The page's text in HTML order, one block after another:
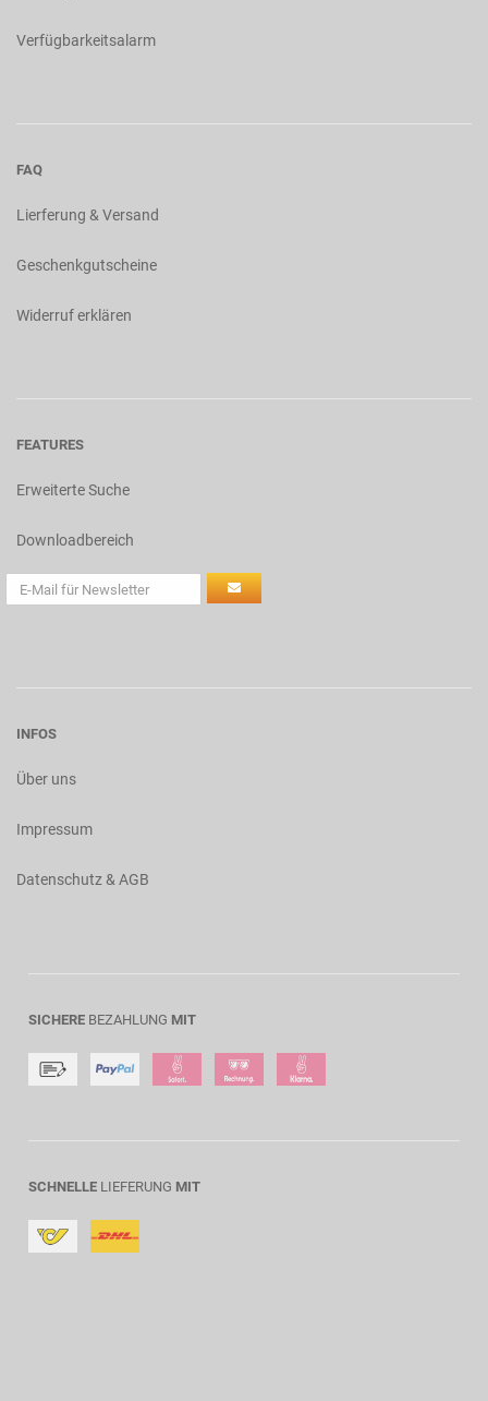
Verfügbarkeitsalarm
FAQ
Lierferung & Versand
Geschenkgutscheine
Widerruf erklären
FEATURES
Erweiterte Suche
Downloadbereich
INFOS
Über uns
Impressum
Datenschutz & AGB
SICHERE BEZAHLUNG MIT
SCHNELLE LIEFERUNG MIT